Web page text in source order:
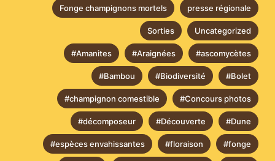
Fonge champignons mortels presse régionale
Sorties Uncategorized
#Amanites #Araignées #ascomycètes
#Bambou #Biodiversité #Bolet
#champignon comestible #Concours photos
#décomposeur #Découverte #Dune
#espèces envahissantes #floraison #fonge